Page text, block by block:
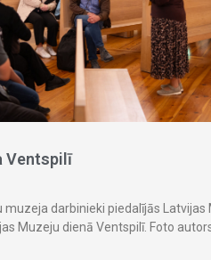
Ventspilī
muzeja darbinieki piedalījās Latvijas
Muzeju dienā Ventspilī. Foto